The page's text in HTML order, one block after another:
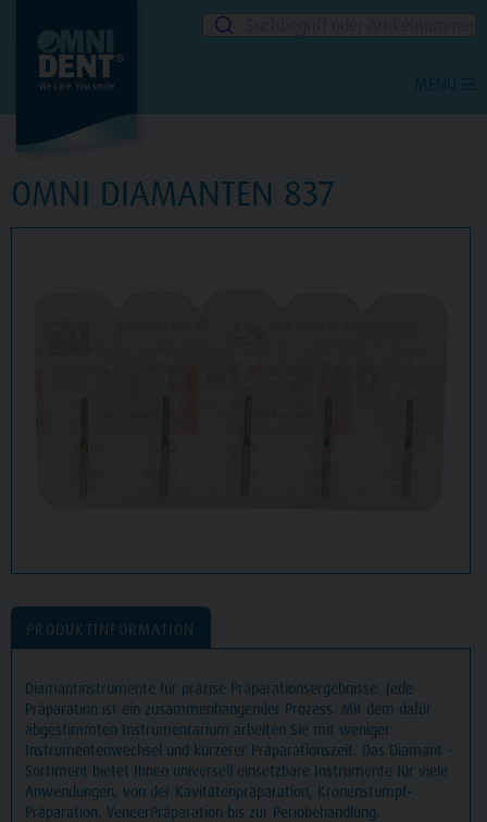
OMNI DIAMANTEN 837
PRODUKTINFORMATION
Diamantinstrumente für präzise Präparationsergebnisse. Jede
Präparation ist ein zusammenhängender Prozess. Mit dem dafür
abgestimmten Instrumentarium arbeiten Sie mit weniger
Instrumentenwechsel und kürzerer Präparationszeit. Das Diamant -
Sortiment bietet Ihnen universell einsetzbare Instrumente für viele
Anwendungen, von der Kavitätenpräparation, Kronenstumpf-
Präparation, VeneerPräparation bis zur Periobehandlung.